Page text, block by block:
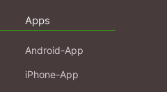
Apps
Android-App
iPhone-App